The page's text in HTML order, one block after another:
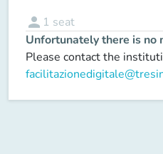
person 1 seat
Unfortunately there is no
Please contact the